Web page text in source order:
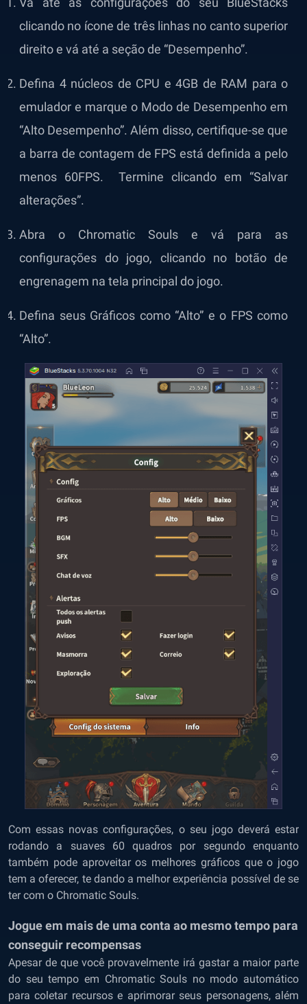
clicando no ícone de três linhas no canto superior
direito e vá até a seção de “Desempenho”.
Defina 4 núcleos de CPU e 4GB de RAM para o
emulador e marque o Modo de Desempenho em
“Alto Desempenho”. Além disso, certifique-se que
a barra de contagem de FPS está definida a pelo
menos 60FPS. Termine clicando em “Salvar
alterações”.
Abra o Chromatic Souls e vá para as
configurações do jogo, clicando no botão de
engrenagem na tela principal do jogo.
Defina seus Gráficos como “Alto” e o FPS como
“Alto”.
Com essas novas configurações, o seu jogo deverá estar
rodando a suaves 60 quadros por segundo enquanto
também pode aproveitar os melhores gráficos que o jogo
tem a oferecer, te dando a melhor experiência possível de se
ter com o Chromatic Souls.
Jogue em mais de uma conta ao mesmo tempo para
conseguir recompensas
Apesar de que você provavelmente irá gastar a maior parte
do seu tempo em Chromatic Souls no modo automático
para coletar recursos e aprimorar seus personagens, além